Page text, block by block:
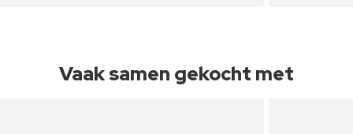
Vaak samen gekocht met